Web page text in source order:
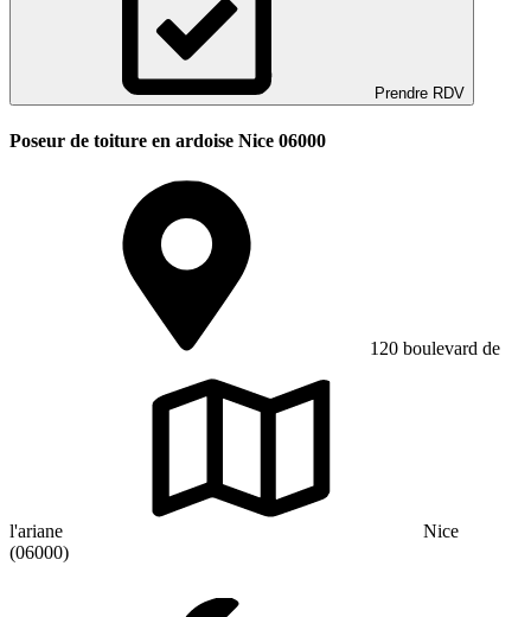
Prendre RDV
Poseur de toiture en ardoise Nice 06000
120 boulevard de
l'ariane
Nice
(06000)